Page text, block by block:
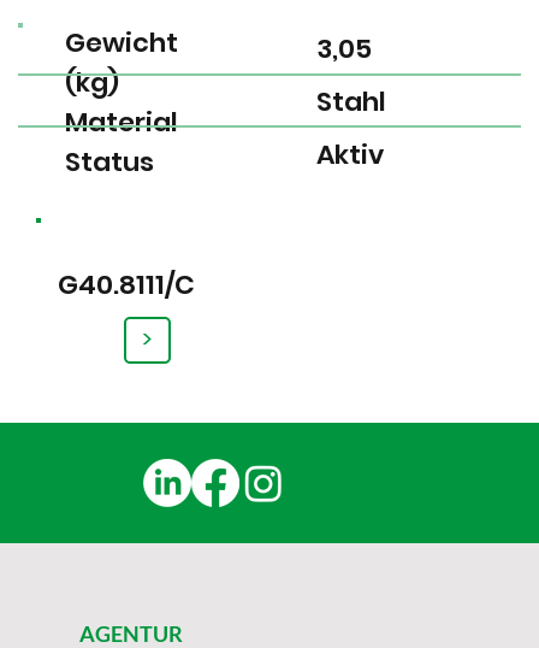
G40.8111/C
>
Gewicht
(kg)
Material
Status
3,05
Stahl
Aktiv
AGENTUR